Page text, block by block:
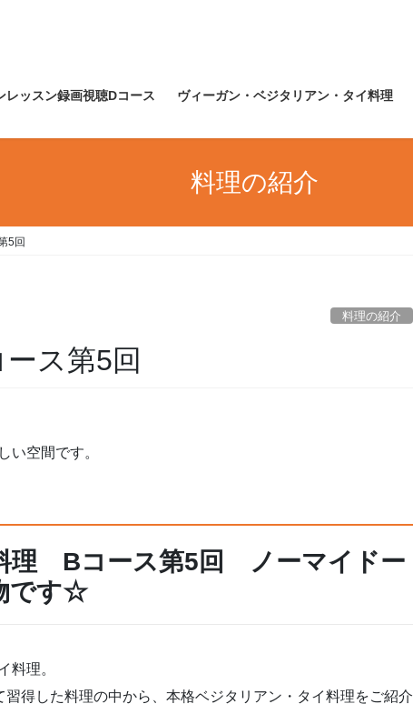
レッスン録画視聴Dコース ヴィーガン・ベジタリアン・タイ料理
料理の紹介
5回
料理の紹介
ス第5回
い空間です。
理 Bコース第5回 ノーマイドー
です☆
料理。
得した料理の中から、本格ベジタリアン・タイ料理をご紹介